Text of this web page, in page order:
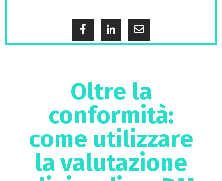
Oltre la
conformità:
come utilizzare
la valutazione